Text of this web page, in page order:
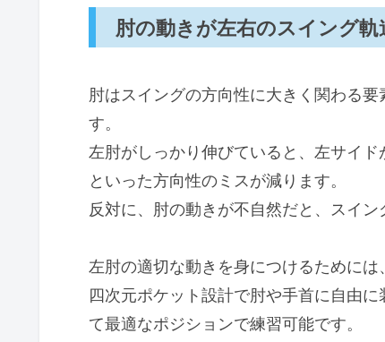
肘の動きが左右のスイング
肘はスイングの方向性に大きく関わる
す。
左肘がしっかり伸びていると、左サイ
といった方向性のミスが減ります。
反対に、肘の動きが不自然だと、スイン
左肘の適切な動きを身につけるために
四次元ポケット設計で肘や手首に自由
て最適なポジションで練習可能です。